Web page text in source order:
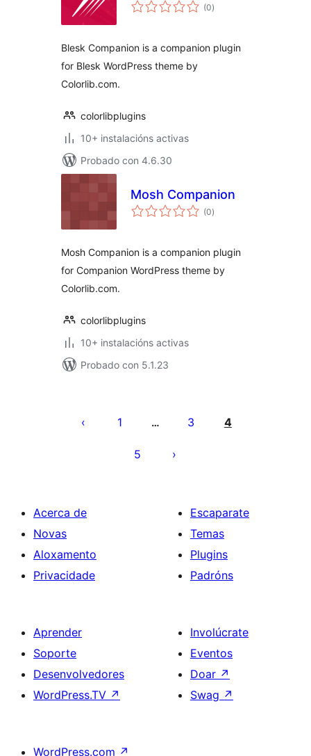
(0valoracións
totais
)
Blesk Companion is a companion plugin
for Blesk WordPress theme by
Colorlib.com.
colorlibplugins
10+ instalacións activas
Probado con 4.6.30
Mosh Companion
(0valoracións
totais
)
Mosh Companion is a companion plugin
for Companion WordPress theme by
Colorlib.com.
colorlibplugins
10+ instalacións activas
Probado con 5.1.23
1 … 3 4
5
Acerca de
Novas
Aloxamento
Privacidade
Escaparate
Temas
Plugins
Padróns
Aprender
Soporte
Desenvolvedores
WordPress.TV ↗
Involúcrate
Eventos
Doar ↗
Swag ↗
WordPress.com ↗